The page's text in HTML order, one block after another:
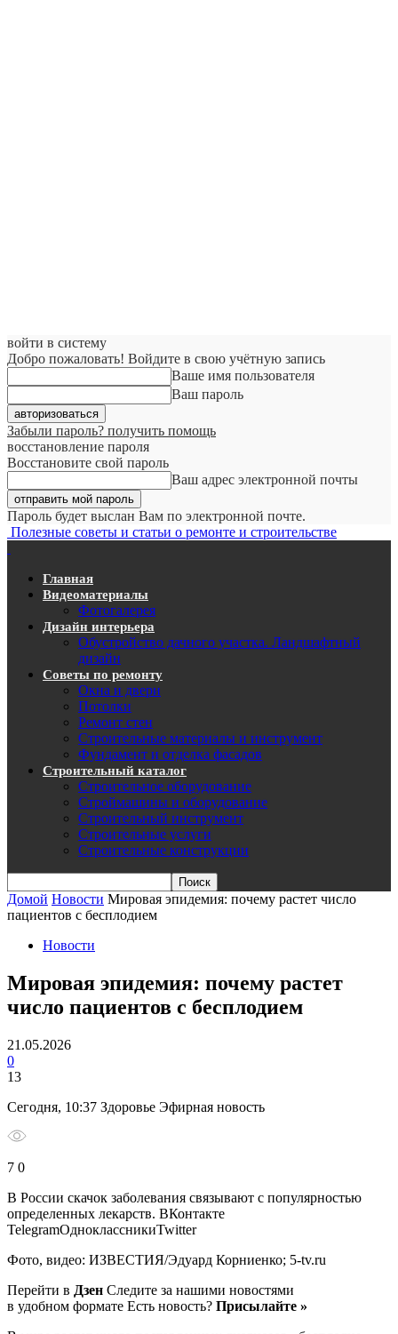
войти в систему
Добро пожаловать! Войдите в свою учётную запись
Ваше имя пользователя
Ваш пароль
Забыли пароль? получить помощь
восстановление пароля
Восстановите свой пароль
Ваш адрес электронной почты
Пароль будет выслан Вам по электронной почте.
Полезные советы и статьи о ремонте и строительстве
Главная
Видеоматериалы
Фотогалерея
Дизайн интерьера
Обустройство дачного участка. Ландшафтный
дизайн
Советы по ремонту
Окна и двери
Потолки
Ремонт стен
Строительные материалы и инструмент
Фундамент и отделка фасадов
Строительный каталог
Строительное оборудование
Строймашины и оборудование
Строительный инструмент
Строительные услуги
Строительные конструкции
Домой Новости Мировая эпидемия: почему растет число
пациентов с бесплодием
Новости
Мировая эпидемия: почему растет
число пациентов с бесплодием
21.05.2026
0
13
Сегодня, 10:37 Здоровье Эфирная новость
7 0
В России скачок заболевания связывают с популярностью
определенных лекарств. ВКонтакте
TelegramОдноклассникиTwitter
Фото, видео: ИЗВЕСТИЯ/Эдуард Корниенко; 5-tv.ru
Перейти в Дзен Следите за нашими новостями
в удобном формате Есть новость? Присылайте »